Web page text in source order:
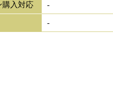
購入対応 -
-